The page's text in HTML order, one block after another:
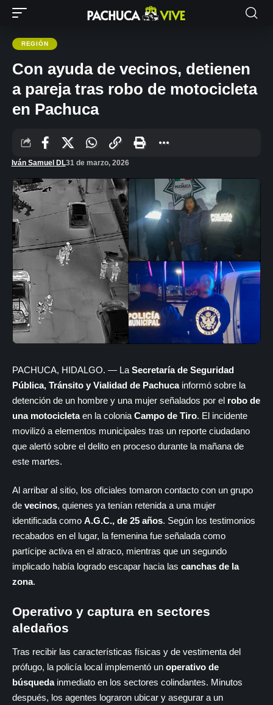
REGIÓN
Con ayuda de vecinos, detienen
a pareja tras robo de motocicleta
en Pachuca
Iván Samuel DL31 de marzo, 2026
​PACHUCA, HIDALGO. — La Secretaría de Seguridad
Pública, Tránsito y Vialidad de Pachucainformó sobre la
detención de un hombre y una mujer señalados por el robo de
una motocicletaen la colonia Campo de Tiro. El incidente
movilizó a elementos municipales tras un reporte ciudadano
que alertó sobre el delito en proceso durante la mañana de
este martes.
Al arribar al sitio, los oficiales tomaron contacto con un grupo
de vecinos, quienes ya tenían retenida a una mujer
identificada como A.G.C., de 25 años. Según los testimonios
recabados en el lugar, la femenina fue señalada como
partícipe activa en el atraco, mientras que un segundo
implicado había logrado escapar hacia las canchas de la
zona.
Operativo y captura en sectores
aledaños
Tras recibir las características físicas y de vestimenta del
prófugo, la policía local implementó un operativo de
búsquedainmediato en los sectores colindantes. Minutos
después, los agentes lograron ubicar y asegurar a un